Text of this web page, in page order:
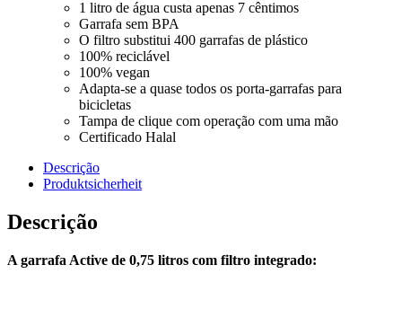
1 litro de água custa apenas 7 cêntimos
Garrafa sem BPA
O filtro substitui 400 garrafas de plástico
100% reciclável
100% vegan
Adapta-se a quase todos os porta-garrafas para
bicicletas
Tampa de clique com operação com uma mão
Certificado Halal
Descrição
Produktsicherheit
Descrição
A garrafa Active de 0,75 litros com filtro integrado: